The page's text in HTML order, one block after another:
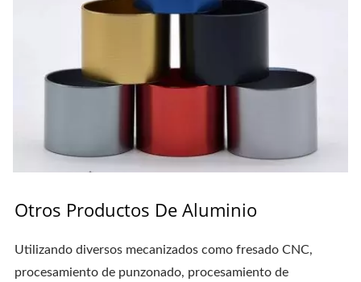
Otros Productos De Aluminio
Utilizando diversos mecanizados como fresado CNC,
procesamiento de punzonado, procesamiento de